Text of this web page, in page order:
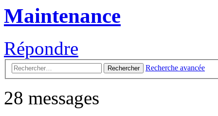
Maintenance
Répondre
Rechercher Recherche avancée
28 messages